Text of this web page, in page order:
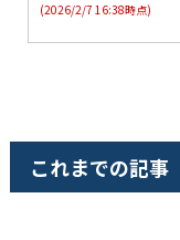
(2026/2/7 16:38時点)
これまでの記事